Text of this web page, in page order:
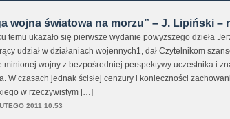
wojna światowa na morzu” – J. Lipiński –
temu ukazało się pierwsze wydanie powyższego dzieła
udział w działaniach wojennych1, dał Czytelnikom
minionej wojny z bezpośredniej perspektywy uczestnika i
W czasach jednak ścisłej cenzury i konieczności
w rzeczywistym […]
2011 10:53